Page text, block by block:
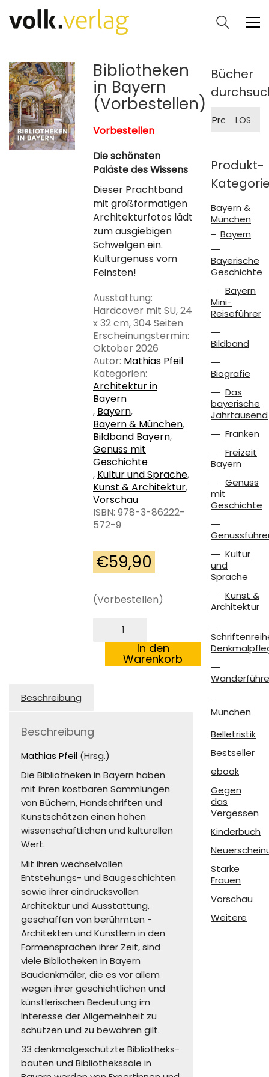
Bibliotheken
in Bayern
(Vorbestellen)
Vorbestellen
Die schönsten
Paläste des Wissens
Dieser Prachtband
mit groß­formatigen
Architekturfotos lädt
zum ausgiebigen
Schwelgen ein.
Kultur­genuss vom
Feinsten!
Ausstattung:
Hardcover mit SU, 24
x 32 cm, 304 Seiten
Erscheinungstermin:
Oktober 2026
Autor: Mathias Pfeil
Kategorien:
Architektur in
Bayern
, Bayern,
Bayern & München,
Bildband Bayern,
Genuss mit
Geschichte
, Kultur und Sprache,
Kunst & Architektur,
Vorschau
ISBN: 978-3-86222-
572-9
€59,90
(Vorbestellen)
Bayern
In den
Warenkorb
Beschreibung
Beschreibung
Mathias Pfeil (Hrsg.)
Die Bibliotheken in Bayern haben
mit ihren kostbaren Sammlungen
von Büchern, Handschriften und
Kunstschätzen einen hohen
wissenschaftlichen und kulturellen
Wert.
Mit ihren wechselvollen
Entstehungs- und Baugeschichten
sowie ihrer eindrucksvollen
Architektur und Aus­stattung,
geschaffen von berühmten ­
Architekten und Künstlern in den
Formensprachen ihrer Zeit, sind
viele Bibliotheken in Bayern
Baudenkmäler, die es vor allem
wegen ihrer geschichtlichen und
künstlerischen Bedeutung im
Interesse der Allgemeinheit zu
schützen und zu bewahren gilt.
33 denkmalgeschützte Bibliotheks­
bauten und Bibliothekssäle in
Bücher
nach:
LOS
Produkt-
Bayern &
München
Bayern
Bayerische
Geschichte
Bayern
Mini-
Reiseführer
Bildband
Biografie
Das
bayerische
Jahrtausend
Franken
Freizeit
Bayern
Genuss
mit
Geschichte
Kultur
und
Sprache
Kunst &
Architektur
München
Belletristik
Bestseller
ebook
Gegen
das
Vergessen
Kinderbuch
Starke
Frauen
Vorschau
Weitere